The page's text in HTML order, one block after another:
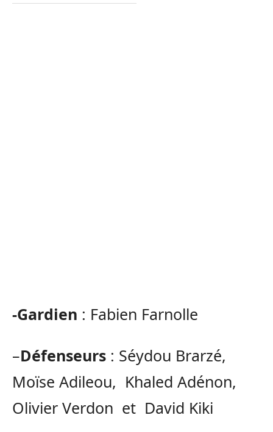
-Gardien : Fabien Farnolle
–Défenseurs : Séydou Brarzé,
Moïse Adileou, Khaled Adénon,
Olivier Verdon et David Kiki